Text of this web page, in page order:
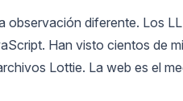
observación diferente. Los
Han visto cientos de
Lottie. La web es el